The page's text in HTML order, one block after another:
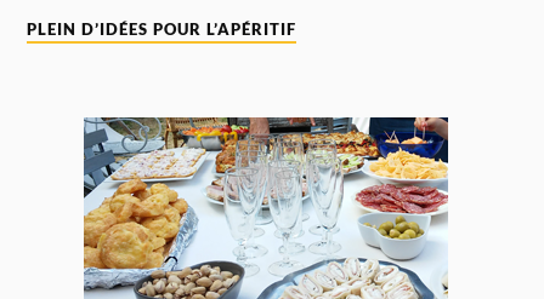
PLEIN D’IDÉES POUR L’APÉRITIF